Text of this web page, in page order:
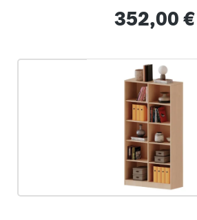
Regulärer Preis:
352,00 €